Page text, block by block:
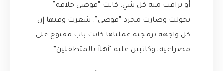
أو نراقب منه كل شي. كانت “فوضى خلاقة”
تحولت وصارت مجرد “فوضى”. شعرت وقتها إن
كل واجهة برمجية عملناها كانت باب مفتوح على
مصراعيه، وكاتبين عليه “أهلاً بالمتطفلين”.